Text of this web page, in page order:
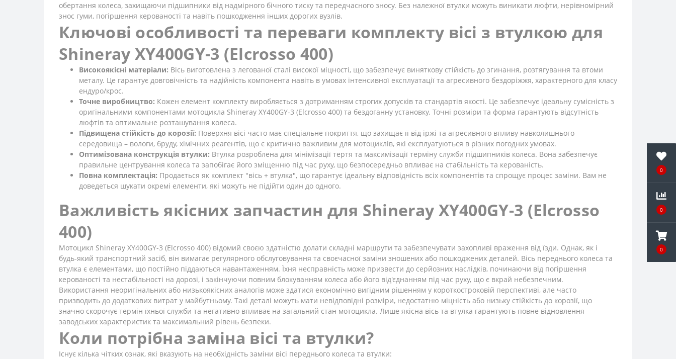
0
0
0
обертання колеса, захищаючи підшипники від надмірного бічного тиску та передчасного зносу. Без належної втулки можуть виникати люфти, нерівномірний
знос гуми, погіршення керованості та навіть пошкодження інших дорогих вузлів.
Ключові особливості та переваги комплекту вісі з втулкою для
Shineray XY400GY-3 (Elcrosso 400)
Високоякісні матеріали: Вісь виготовлена з легованої сталі високої міцності, що забезпечує виняткову стійкість до згинання, розтягування та втоми
металу. Це гарантує довговічність та надійність компонента навіть в умовах інтенсивної експлуатації та агресивного бездоріжжя, характерного для класу
ендуро/крос.
Точне виробництво: Кожен елемент комплекту виробляється з дотриманням строгих допусків та стандартів якості. Це забезпечує ідеальну сумісність з
оригінальними компонентами мотоцикла Shineray XY400GY-3 (Elcrosso 400) та бездоганну установку. Точні розміри та форма гарантують відсутність
люфтів та оптимальне розташування колеса.
Підвищена стійкість до корозії: Поверхня вісі часто має спеціальне покриття, що захищає її від іржі та агресивного впливу навколишнього
середовища – вологи, бруду, хімічних реагентів, що є критично важливим для мотоциклів, які експлуатуються в різних погодних умовах.
Оптимізована конструкція втулки: Втулка розроблена для мінімізації тертя та максимізації терміну служби підшипників колеса. Вона забезпечує
правильне центрування колеса та запобігає його зміщенню під час руху, що безпосередньо впливає на стабільність та керованість.
Повна комплектація: Продається як комплект "вісь + втулка", що гарантує ідеальну відповідність всіх компонентів та спрощує процес заміни. Вам не
доведеться шукати окремі елементи, які можуть не підійти один до одного.
Важливість якісних запчастин для Shineray XY400GY-3 (Elcrosso
400)
Мотоцикл Shineray XY400GY-3 (Elcrosso 400) відомий своєю здатністю долати складні маршрути та забезпечувати захопливі враження від їзди. Однак, як і
будь-який транспортний засіб, він вимагає регулярного обслуговування та своєчасної заміни зношених або пошкоджених деталей. Вісь переднього колеса та
втулка є елементами, що постійно піддаються навантаженням. Їхня несправність може призвести до серйозних наслідків, починаючи від погіршення
керованості та нестабільності на дорозі, і закінчуючи повним блокуванням колеса або його від'єднанням під час руху, що є вкрай небезпечним.
Використання неоригінальних або низькоякісних аналогів може здатися економічно вигідним рішенням у короткостроковій перспективі, але часто
призводить до додаткових витрат у майбутньому. Такі деталі можуть мати невідповідні розміри, недостатню міцність або низьку стійкість до корозії, що
значно скорочує термін їхньої служби та негативно впливає на загальний стан мотоцикла. Лише якісна вісь та втулка гарантують повне відновлення
заводських характеристик та максимальний рівень безпеки.
Коли потрібна заміна вісі та втулки?
Існує кілька чітких ознак, які вказують на необхідність заміни вісі переднього колеса та втулки: